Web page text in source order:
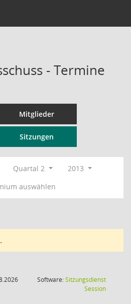
- Termine
Mitglieder
Sitzungen
Quartal 2
2013
auswählen
Software:Sitzungsdienst
Session(Wird in